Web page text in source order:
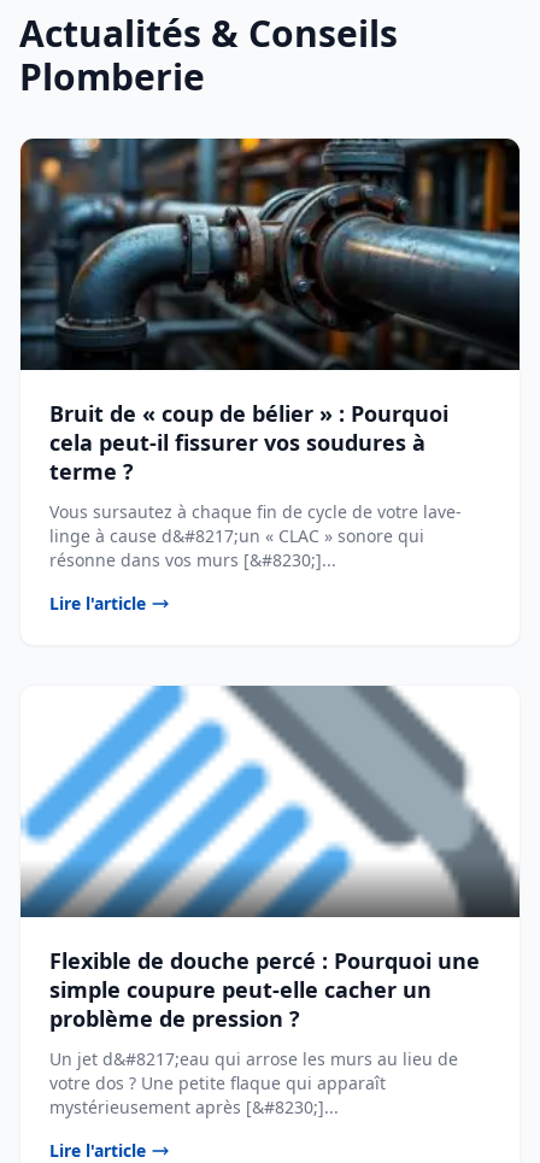
Actualités & Conseils
Plomberie
Bruit de « coup de bélier » : Pourquoi
cela peut-il fissurer vos soudures à
terme ?
Vous sursautez à chaque fin de cycle de votre lave-
linge à cause d&#8217;un « CLAC » sonore qui
résonne dans vos murs [&#8230;]...
Lire l'article
Flexible de douche percé : Pourquoi une
simple coupure peut-elle cacher un
problème de pression ?
Un jet d&#8217;eau qui arrose les murs au lieu de
votre dos ? Une petite flaque qui apparaît
mystérieusement après [&#8230;]...
Lire l'article